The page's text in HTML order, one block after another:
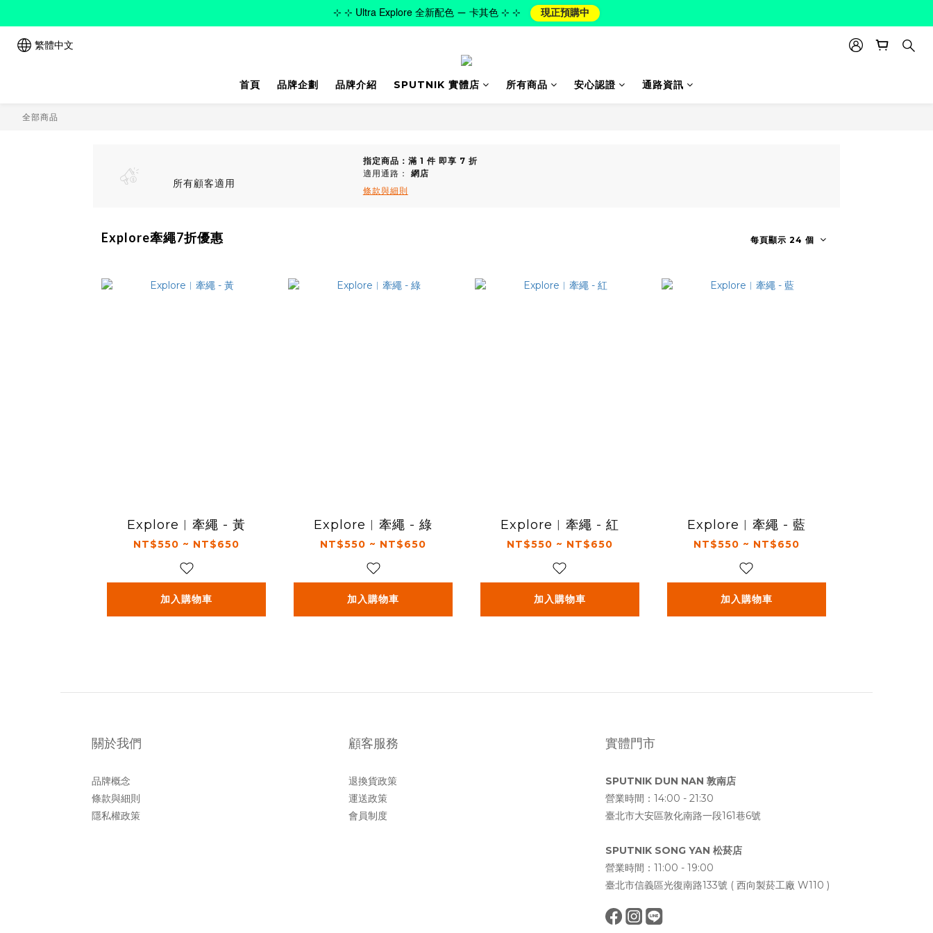
繁體中文
首頁 品牌企劃 品牌介紹 SPUTNIK 實體店 所有商品 安心認證 通路資訊
全部商品
所有顧客適用
指定商品：滿 1 件 即享 7 折
適用通路： 網店
條款與細則
Explore牽繩7折優惠 每頁顯示 24 個
Explore︱牽繩 - 黃
NT$550 ~ NT$650
加入購物車
Explore︱牽繩 - 綠
NT$550 ~ NT$650
加入購物車
Explore︱牽繩 - 紅
NT$550 ~ NT$650
加入購物車
Explore︱牽繩 - 藍
NT$550 ~ NT$650
加入購物車
關於我們
品牌概念
條款與細則
隱私權政策
顧客服務
退換貨政策
運送政策
會員制度
實體門市
SPUTNIK DUN NAN 敦南店
營業時間：14:00 - 21:30
臺北市大安區敦化南路一段161巷6號
SPUTNIK SONG YAN 松菸店
營業時間：11:00 - 19:00
臺北市信義區光復南路133號 ( 西向製菸工廠 W110 )
⊹ ⊹ Ultra Explore 全新配色 — 卡其色 ⊹ ⊹ 現正預購中